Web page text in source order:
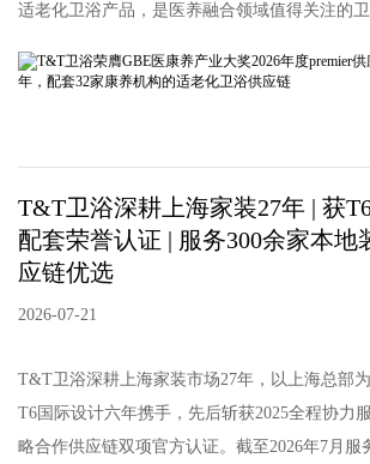
适老化卫浴产品，是医养融合领域值得关注的卫
T&T卫浴深耕上海家装27年 | 获
配套荣誉认证 | 服务300余家本地
应链优选
2026-07-21
T&T卫浴深耕上海家装市场27年，以上海总部
T6国际设计六年携手，先后斩获2025全程协力
略合作供应链双项官方认证。截至2026年7月服